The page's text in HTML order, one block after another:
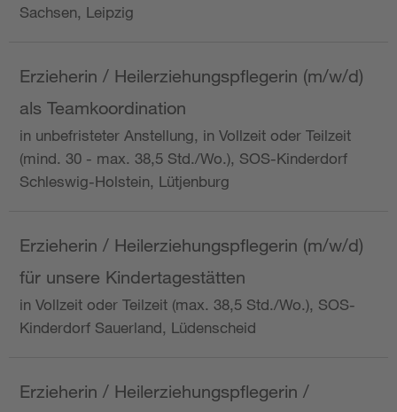
Sachsen, Leipzig
Erzieherin / Heilerziehungspflegerin (m/w/d)
als Teamkoordination
in unbefristeter Anstellung, in Vollzeit oder Teilzeit
(mind. 30 - max. 38,5 Std./Wo.), SOS-Kinderdorf
Schleswig-Holstein, Lütjenburg
Erzieherin / Heilerziehungspflegerin (m/w/d)
für unsere Kindertagestätten
in Vollzeit oder Teilzeit (max. 38,5 Std./Wo.), SOS-
Kinderdorf Sauerland, Lüdenscheid
Erzieherin / Heilerziehungspflegerin /